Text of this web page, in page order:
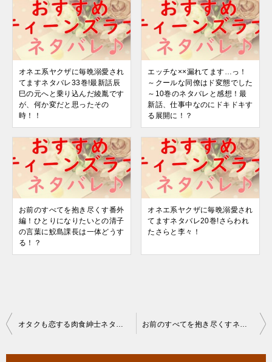
オネエ系ヤクザに毎晩溺愛され
てますネタバレ33巻!最新話辰
巳の元へと乗り込んだ綾胤です
が、何か変だと思ったその
時！！
エッチな××漏れてます…っ！
～クールな同僚はド変態でした
～10巻のネタバレと感想！最
新話、仕事中なのにドキドキす
る展開に！？
お前のすべてを抱き尽くす番外
編！ひとりになりたいとの清子
の言葉に鮫島課長は一体どうす
る！？
オネエ系ヤクザに毎晩溺愛され
てますネタバレ20巻!さらわれ
たさらと李々！
投